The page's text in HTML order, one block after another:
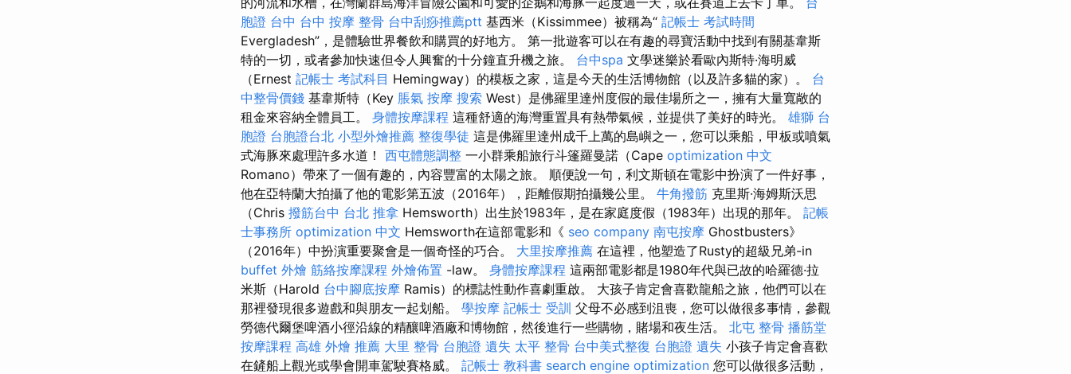
胞證 台中 台中 按摩 整骨 台中刮痧推薦ptt 基西米（Kissimmee）被稱為“ 記帳士 考試時間
Evergladesh”，是體驗世界餐飲和購買的好地方。 第一批遊客可以在有趣的尋寶活動中找到有關基韋斯
特的一切，或者參加快速但令人興奮的十分鐘直升機之旅。 台中spa 文學迷樂於看歐內斯特·海明威
（Ernest 記帳士 考試科目 Hemingway）的模板之家，這是今天的生活博物館（以及許多貓的家）。 台
中整骨價錢 基韋斯特（Key 脹氣 按摩 搜索 West）是佛羅里達州度假的最佳場所之一，擁有大量寬敞的
租金來容納全體員工。 身體按摩課程 這種舒適的海灣重置具有熱帶氣候，並提供了美好的時光。 雄獅 台
胞證 台胞證台北 小型外燴推薦 整復學徒 這是佛羅里達州成千上萬的島嶼之一，您可以乘船，甲板或噴氣
式海豚來處理許多水道！ 西屯體態調整 一小群乘船旅行斗篷羅曼諾（Cape optimization 中文
Romano）帶來了一個有趣的，內容豐富的太陽之旅。 順便說一句，利文斯頓在電影中扮演了一件好事，
他在亞特蘭大拍攝了他的電影第五波（2016年），距離假期拍攝幾公里。 牛角撥筋 克里斯·海姆斯沃思
（Chris 撥筋台中 台北 推拿 Hemsworth）出生於1983年，是在家庭度假（1983年）出現的那年。 記帳
士事務所 optimization 中文 Hemsworth在這部電影和《 seo company 南屯按摩 Ghostbusters》
（2016年）中扮演重要聚會是一個奇怪的巧合。 大里按摩推薦 在這裡，他塑造了Rusty的超級兄弟-in
buffet 外燴 筋絡按摩課程 外燴佈置 -law。 身體按摩課程 這兩部電影都是1980年代與已故的哈羅德·拉
米斯（Harold 台中腳底按摩 Ramis）的標誌性動作喜劇重啟。 大孩子肯定會喜歡龍船之旅，他們可以在
那裡發現很多遊戲和與朋友一起划船。 學按摩 記帳士 受訓 父母不必感到沮喪，您可以做很多事情，參觀
勞德代爾堡啤酒小徑沿線的精釀啤酒廠和博物館，然後進行一些購物，賭場和夜生活。 北屯 整骨 播筋堂
按摩課程 高雄 外燴 推薦 大里 整骨 台胞證 遺失 太平 整骨 台中美式整復 台胞證 遺失 小孩子肯定會喜歡
在鏟船上觀光或學會開車駕駛賽格威。 記帳士 教科書 search engine optimization 您可以做很多活動，